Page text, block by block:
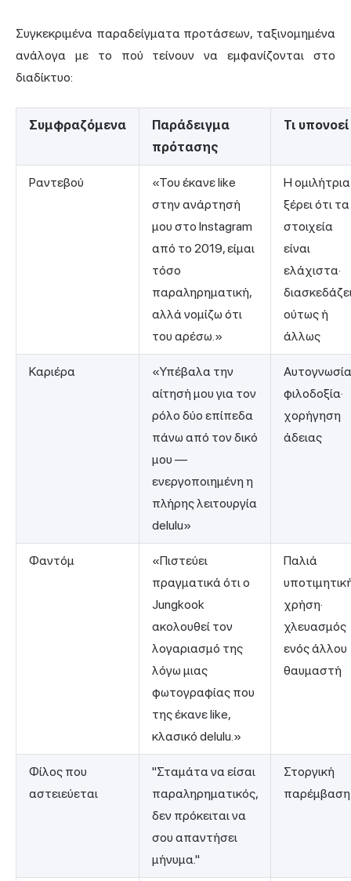
Συγκεκριμένα παραδείγματα προτάσεων, ταξινομημένα
ανάλογα με το πού τείνουν να εμφανίζονται στο
διαδίκτυο:
Συμφραζόμενα
Παράδειγμα
πρότασης
Τι υπονοεί
Ραντεβού
«Του έκανε like
στην ανάρτησή
μου στο Instagram
από το 2019, είμαι
τόσο
παραληρηματική,
αλλά νομίζω ότι
του αρέσω.»
Η ομιλήτρια
ξέρει ότι τα
στοιχεία
είναι
ελάχιστα·
ούτως ή
άλλως
Καριέρα
«Υπέβαλα την
αίτησή μου για τον
ρόλο δύο επίπεδα
πάνω από τον δικό
μου —
ενεργοποιημένη η
πλήρης λειτουργία
delulu»
Αυτογνωσία
φιλοδοξία·
χορήγηση
άδειας
Φαντόμ
«Πιστεύει
πραγματικά ότι ο
Jungkook
ακολουθεί τον
λογαριασμό της
λόγω μιας
φωτογραφίας που
της έκανε like,
κλασικό delulu.»
Παλιά
χρήση·
χλευασμός
ενός άλλου
θαυμαστή
Φίλος που
αστειεύεται
"Σταμάτα να είσαι
παραληρηματικός,
δεν πρόκειται να
σου απαντήσει
μήνυμα."
Στοργική
παρέμβαση